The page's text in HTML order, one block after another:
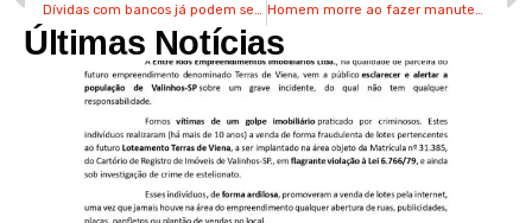
Dívidas com bancos já podem ser negociadas com condições especiais Homem morre ao fazer manutenção de elevador do Shopping Valinhos
Últimas Notícias